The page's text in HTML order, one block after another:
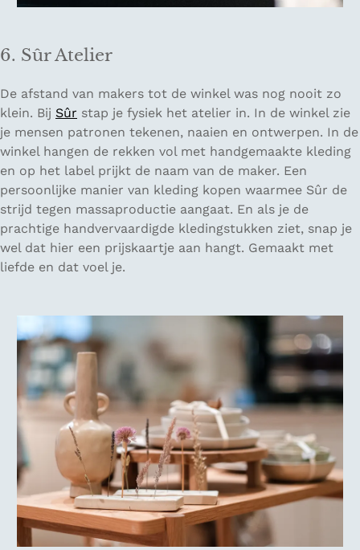
6. Sûr Atelier
De afstand van makers tot de winkel was nog nooit zo
klein. Bij Sûr stap je fysiek het atelier in. In de winkel zie
je mensen patronen tekenen, naaien en ontwerpen. In de
winkel hangen de rekken vol met handgemaakte kleding
en op het label prijkt de naam van de maker. Een
persoonlijke manier van kleding kopen waarmee Sûr de
strijd tegen massaproductie aangaat. En als je de
prachtige handvervaardigde kledingstukken ziet, snap je
wel dat hier een prijskaartje aan hangt. Gemaakt met
liefde en dat voel je.